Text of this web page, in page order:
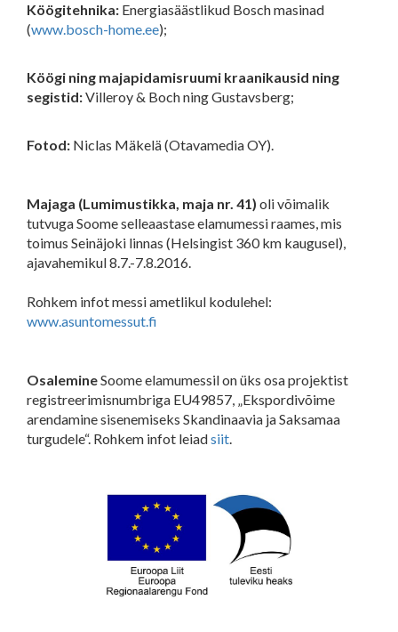
Köögitehnika: Energiasäästlikud Bosch masinad
(www.bosch-home.ee);
Köögi ning majapidamisruumi kraanikausid ning
segistid:Villeroy & Boch ning Gustavsberg;
Fotod: Niclas Mäkelä (Otavamedia OY).
Majaga (Lumimustikka, maja nr. 41) oli võimalik
tutvuga Soome selleaastase elamumessi raames, mis
toimus Seinäjoki linnas (Helsingist 360 km kaugusel),
ajavahemikul 8.7.-7.8.2016.
Rohkem infot messi ametlikul kodulehel:
www.asuntomessut.fi
OsalemineSoome elamumessil on üks osa projektist
registreerimisnumbriga EU49857, „Ekspordivõime
arendamine sisenemiseks Skandinaavia ja Saksamaa
turgudele“. Rohkem infot leiadsiit.